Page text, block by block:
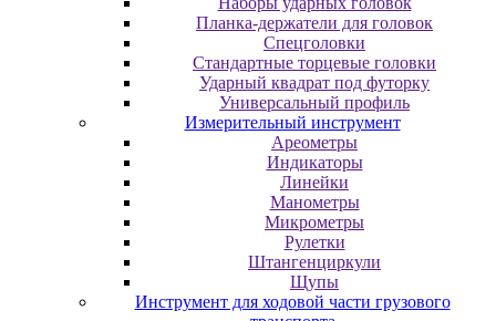
Планка-держатели для головок
Спецголовки
Стандартные торцевые головки
Ударный квадрат под футорку
Универсальный профиль
Измерительный инструмент
Ареометры
Индикаторы
Линейки
Манометры
Микрометры
Рулетки
Штангенциркули
Щупы
Инструмент для ходовой части грузового